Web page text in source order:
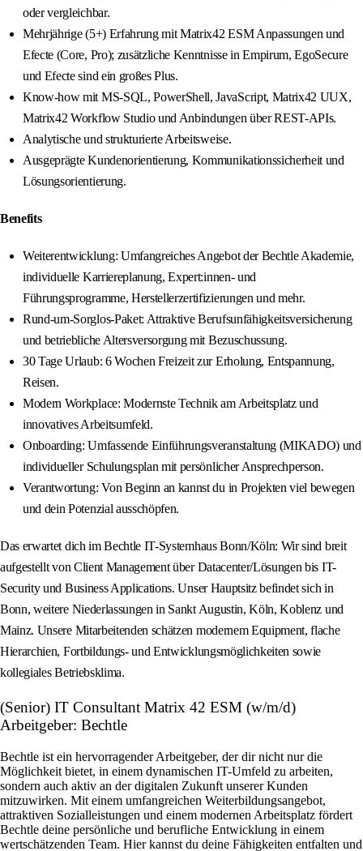
oder vergleichbar.
Mehrjährige (5+) Erfahrung mit Matrix42 ESM Anpassungen und
Efecte (Core, Pro); zusätzliche Kenntnisse in Empirum, EgoSecure
und Efecte sind ein großes Plus.
Know-how mit MS-SQL, PowerShell, JavaScript, Matrix42 UUX,
Matrix42 Workflow Studio und Anbindungen über REST-APIs.
Analytische und strukturierte Arbeitsweise.
Ausgeprägte Kundenorientierung, Kommunikationssicherheit und
Lösungsorientierung.
Benefits
Weiterentwicklung: Umfangreiches Angebot der Bechtle Akademie,
individuelle Karriereplanung, Expert:innen- und
Führungsprogramme, Herstellerzertifizierungen und mehr.
Rund-um-Sorglos-Paket: Attraktive Berufsunfähigkeitsversicherung
und betriebliche Altersversorgung mit Bezuschussung.
30 Tage Urlaub: 6 Wochen Freizeit zur Erholung, Entspannung,
Reisen.
Modern Workplace: Modernste Technik am Arbeitsplatz und
innovatives Arbeitsumfeld.
Onboarding: Umfassende Einführungsveranstaltung (MIKADO) und
individueller Schulungsplan mit persönlicher Ansprechperson.
Verantwortung: Von Beginn an kannst du in Projekten viel bewegen
und dein Potenzial ausschöpfen.
Das erwartet dich im Bechtle IT-Systemhaus Bonn/Köln: Wir sind breit
aufgestellt von Client Management über Datacenter/Lösungen bis IT-
Security und Business Applications. Unser Hauptsitz befindet sich in
Bonn, weitere Niederlassungen in Sankt Augustin, Köln, Koblenz und
Mainz. Unsere Mitarbeitenden schätzen modernem Equipment, flache
Hierarchien, Fortbildungs- und Entwicklungsmöglichkeiten sowie
kollegiales Betriebsklima.
(Senior) IT Consultant Matrix 42 ESM (w/m/d)
Arbeitgeber: Bechtle
Bechtle ist ein hervorragender Arbeitgeber, der dir nicht nur die
Möglichkeit bietet, in einem dynamischen IT-Umfeld zu arbeiten,
sondern auch aktiv an der digitalen Zukunft unserer Kunden
mitzuwirken. Mit einem umfangreichen Weiterbildungsangebot,
attraktiven Sozialleistungen und einem modernen Arbeitsplatz fördert
Bechtle deine persönliche und berufliche Entwicklung in einem
wertschätzenden Team. Hier kannst du deine Fähigkeiten entfalten und